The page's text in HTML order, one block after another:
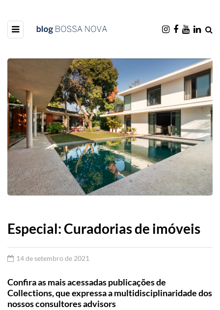
Especial: Curadorias de imóveis
14 de setembro de 2021
Confira as mais acessadas publicações de
Collections, que expressa a multidisciplinaridade dos
nossos consultores advisors